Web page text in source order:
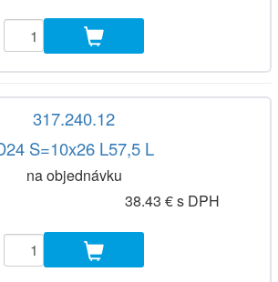
317.240.12
S=10x26 L57,5 L
na objednávku
38.43 € s DPH